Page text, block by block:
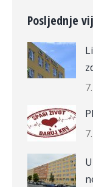
Posljednje